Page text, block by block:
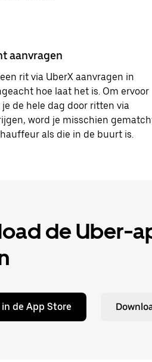
aanvragen
rit via UberX aanvragen in
hoe laat het is. Om ervoor
de hele dag door ritten via
word je misschien
als die in de buurt is.
de Uber-
de App Store